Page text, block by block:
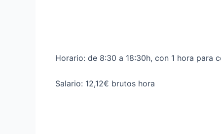
Horario: de 8:30 a 18:30h, con 1 hora para
Salario: 12,12€ brutos hora